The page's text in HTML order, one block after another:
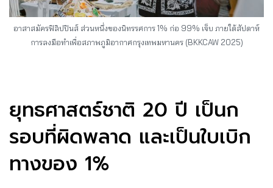
อาสาสมัครฟิลิปปินส์ ส่วนหนึ่งของนิทรรศการ 1% ก่อ 99% เจ็บ ภายใต้สัปดาห์
การลงมือทำเพื่อสภาพภูมิอากาศกรุงเทพมหานคร (BKKCAW 2025)
ยุทธศาสตร์ชาติ 20 ปี เป็นก
รอบที่ผิดพลาด และเป็นใบเบิก
ทางของ 1%